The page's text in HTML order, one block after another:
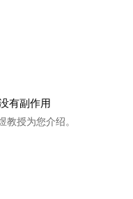
有副作用
教授为您介绍。